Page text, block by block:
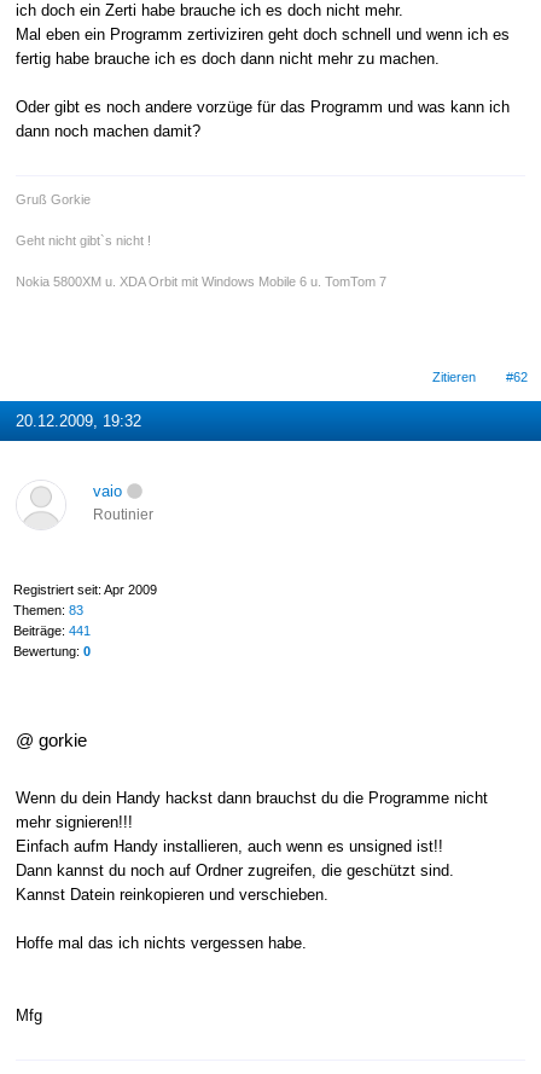
ich doch ein Zerti habe brauche ich es doch nicht mehr.
Mal eben ein Programm zertiviziren geht doch schnell und wenn ich es
fertig habe brauche ich es doch dann nicht mehr zu machen.
Oder gibt es noch andere vorzüge für das Programm und was kann ich
dann noch machen damit?
Gruß Gorkie
Geht nicht gibt`s nicht !
Nokia 5800XM u. XDA Orbit mit Windows Mobile 6 u. TomTom 7
Zitieren #62
20.12.2009, 19:32
vaio
Routinier
Registriert seit: Apr 2009
Themen: 83
Beiträge: 441
Bewertung: 0
@ gorkie
Wenn du dein Handy hackst dann brauchst du die Programme nicht
mehr signieren!!!
Einfach aufm Handy installieren, auch wenn es unsigned ist!!
Dann kannst du noch auf Ordner zugreifen, die geschützt sind.
Kannst Datein reinkopieren und verschieben.
Hoffe mal das ich nichts vergessen habe.
Mfg